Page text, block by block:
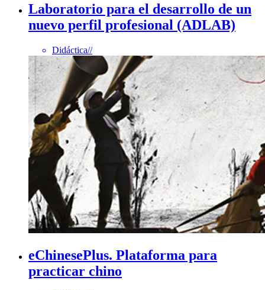
Laboratorio para el desarrollo de un
nuevo perfil profesional (ADLAB)
Didáctica//
eChinesePlus. Plataforma para
practicar chino